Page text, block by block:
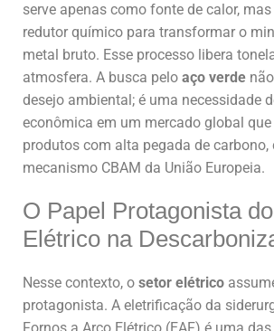
serve apenas como fonte de calor,
redutor químico para transformar o
metal bruto. Esse processo libera
atmosfera. A busca pelo aço verde
desejo ambiental; é uma necessidade
econômica em um mercado global
produtos com alta pegada de carbono,
mecanismo CBAM da União Europeia.
O Papel Protagonista
Elétrico na
Nesse contexto, o setor elétrico
protagonista. A eletrificação da